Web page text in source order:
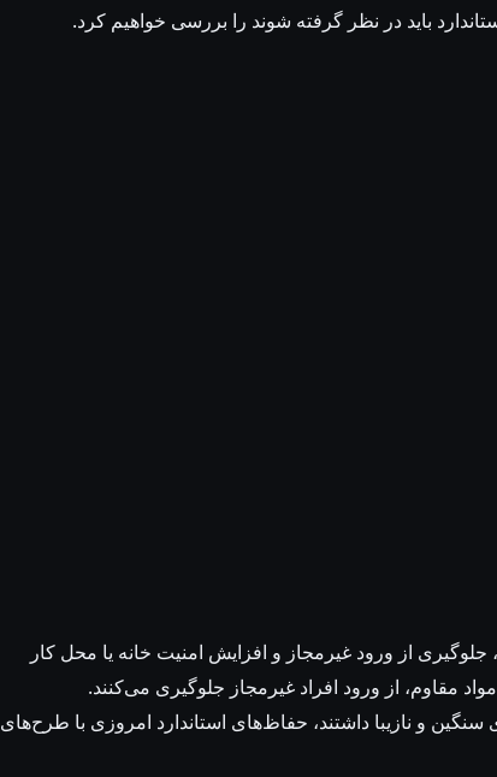
باید در نظر گرفته شوند را بررسی خواهیم کرد.
از ورود غیرمجاز و افزایش امنیت خانه یا محل کار
مقاوم، از ورود افراد غیرمجاز جلوگیری می‌کنند.
و نازیبا داشتند، حفاظ‌های استاندارد امروزی با طرح‌های